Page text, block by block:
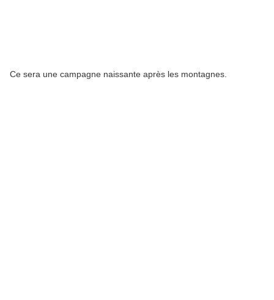
Ce sera une campagne naissante après les montagnes.